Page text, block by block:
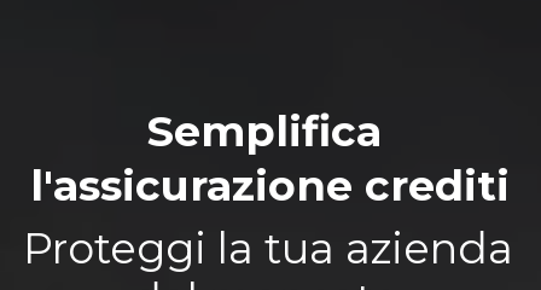
Semplifica
l'assicurazione crediti
Proteggi la tua azienda